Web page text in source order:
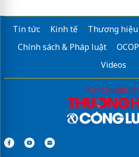
Tin tức Kinh tế Thương hiệu
Chính sách & Pháp luật
OCOP
Videos